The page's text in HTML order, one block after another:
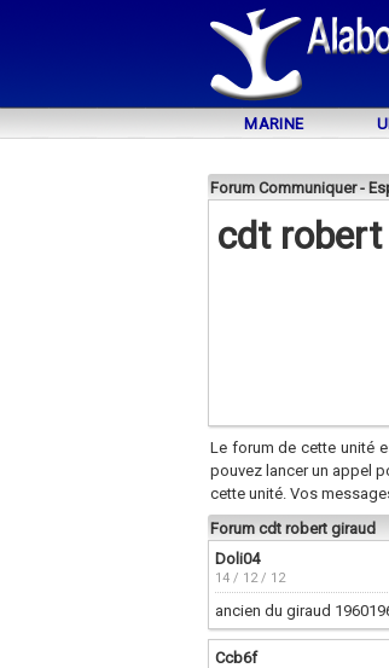
MARINE
Forum Communiquer -
cdt
Le forum de cette unité
pouvez lancer un appel
cette unité. Vos
Forum cdt robert giraud
Doli04
14 / 12 / 12
ancien du giraud
Ccb6f